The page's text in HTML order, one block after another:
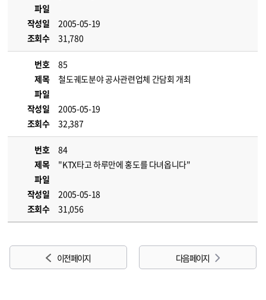
파일
작성일
2005-05-19
조회수
31,780
번호
85
제목
철도궤도분야 공사관련업체 간담회 개최
파일
작성일
2005-05-19
조회수
32,387
번호
84
제목
"KTX타고 하루만에 홍도를 다녀옵니다"
파일
작성일
2005-05-18
조회수
31,056
이전 페이지 다음 페이지